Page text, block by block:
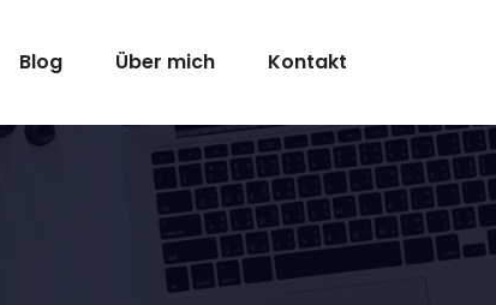
Blog Über mich Kontakt